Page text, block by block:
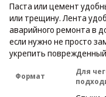
Паста или цемент
или трещину. Лента
аварийного ремонта в
если нужно не просто
укрепить поврежденный
Формат
Для